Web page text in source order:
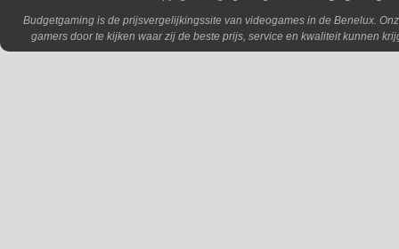
Budgetgaming is de prijsvergelijkingssite van videogames in de Benelux.
gamers door te kijken waar zij de beste prijs, service en kwaliteit kunnen